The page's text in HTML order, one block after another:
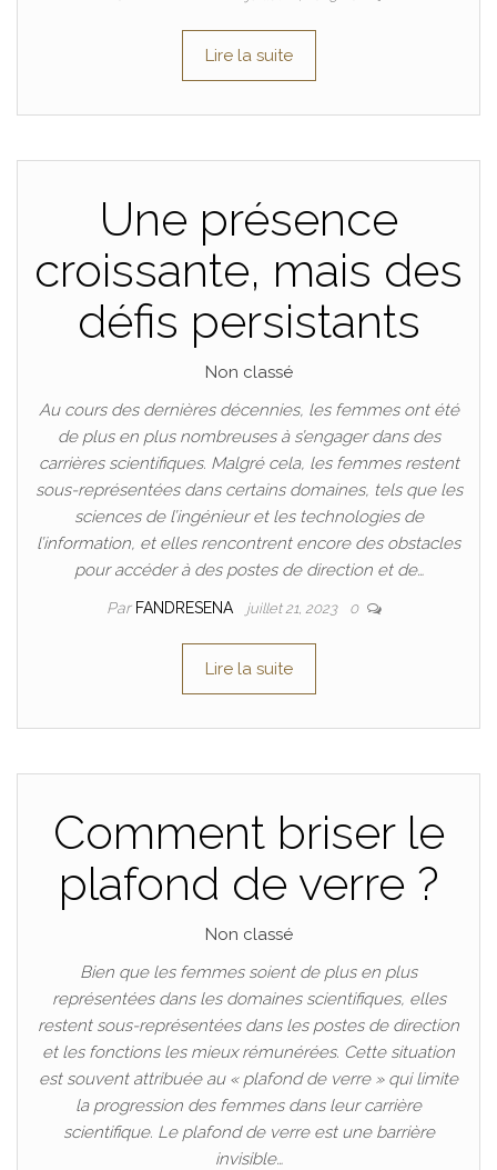
Lire la suite
Une présence
croissante, mais des
défis persistants
Non classé
Au cours des dernières décennies, les femmes ont été
de plus en plus nombreuses à s’engager dans des
carrières scientifiques. Malgré cela, les femmes restent
sous-représentées dans certains domaines, tels que les
sciences de l’ingénieur et les technologies de
l’information, et elles rencontrent encore des obstacles
pour accéder à des postes de direction et de…
Par FANDRESENA juillet 21, 2023 0
Lire la suite
Comment briser le
plafond de verre ?
Non classé
Bien que les femmes soient de plus en plus
représentées dans les domaines scientifiques, elles
restent sous-représentées dans les postes de direction
et les fonctions les mieux rémunérées. Cette situation
est souvent attribuée au « plafond de verre » qui limite
la progression des femmes dans leur carrière
scientifique. Le plafond de verre est une barrière
invisible…